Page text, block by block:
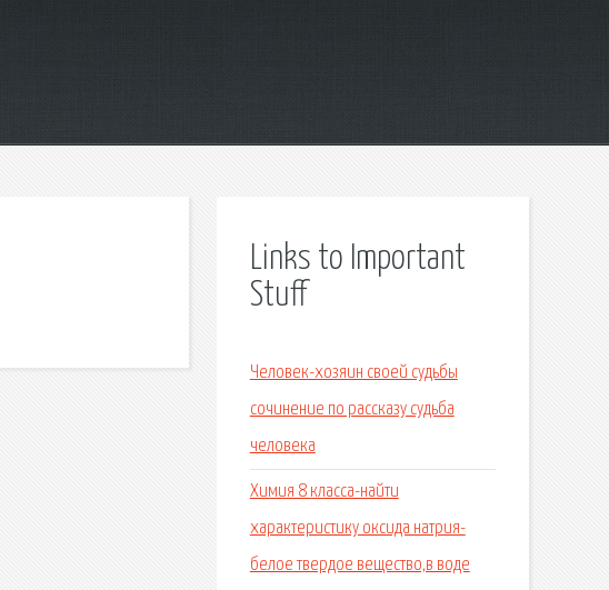
Links to Important
Stuff
Человек-хозяин своей судьбы
сочинение по рассказу судьба
человека
Химия 8 класса-найти
характеристику оксида натрия-
белое твердое вещество,в воде